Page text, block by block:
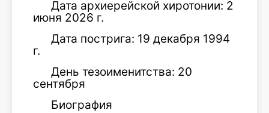
Дата архиерейской хиротонии: 2
июня 2026 г.
Дата пострига: 19 декабря 1994
г.
День тезоименитства: 20
сентября
Биография